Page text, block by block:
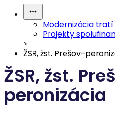
Modernizácia tratí
Projekty
>
ŽSR, žst.
ŽSR, žst.
peronizácia